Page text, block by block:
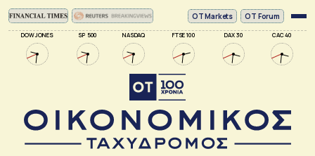
DOW JONES SP 500 NASDAQ FTSE 100 DAX 30 CAC 40
ΟΤ Markets OT Forum